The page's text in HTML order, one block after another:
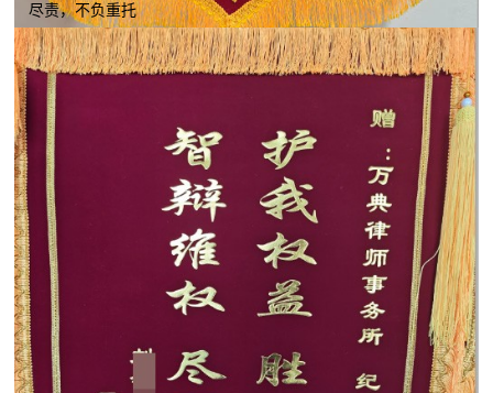
尽责，不负重托